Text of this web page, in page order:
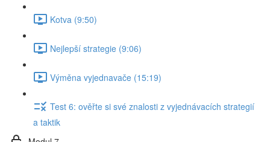
Kotva (9:50)
Nejlepší strategie (9:06)
Výměna vyjednavače (15:19)
Test 6: ověřte si své znalosti z vyjednávacích strategií
a taktik